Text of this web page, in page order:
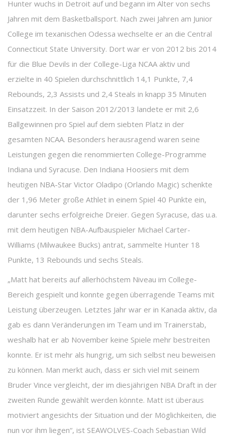
Hunter wuchs in Detroit auf und begann im Alter von sechs
Jahren mit dem Basketballsport. Nach zwei Jahren am Junior
College im texanischen Odessa wechselte er an die Central
Connecticut State University. Dort war er von 2012 bis 2014
für die Blue Devils in der College-Liga NCAA aktiv und
erzielte in 40 Spielen durchschnittlich 14,1 Punkte, 7,4
Rebounds, 2,3 Assists und 2,4 Steals in knapp 35 Minuten
Einsatzzeit. In der Saison 2012/2013 landete er mit 2,6
Ballgewinnen pro Spiel auf dem siebten Platz in der
gesamten NCAA. Besonders herausragend waren seine
Leistungen gegen die renommierten College-Programme
Indiana und Syracuse. Den Indiana Hoosiers mit dem
heutigen NBA-Star Victor Oladipo (Orlando Magic) schenkte
der 1,96 Meter große Athlet in einem Spiel 40 Punkte ein,
darunter sechs erfolgreiche Dreier. Gegen Syracuse, das u.a.
mit dem heutigen NBA-Aufbauspieler Michael Carter-
Williams (Milwaukee Bucks) antrat, sammelte Hunter 18
Punkte, 13 Rebounds und sechs Steals.
„Matt hat bereits auf allerhöchstem Niveau im College-
Bereich gespielt und konnte gegen überragende Teams mit
Leistung überzeugen. Letztes Jahr war er in Kanada aktiv, da
gab es dann Veränderungen im Team und im Trainerstab,
weshalb hat er ab November keine Spiele mehr bestreiten
konnte. Er ist mehr als hungrig, um sich selbst neu beweisen
zu können. Man merkt auch, dass er sich viel mit seinem
Bruder Vince vergleicht, der im diesjährigen NBA Draft in der
zweiten Runde gewählt werden könnte. Matt ist überaus
motiviert angesichts der Situation und der Möglichkeiten, die
nun vor ihm liegen“, ist SEAWOLVES-Coach Sebastian Wild